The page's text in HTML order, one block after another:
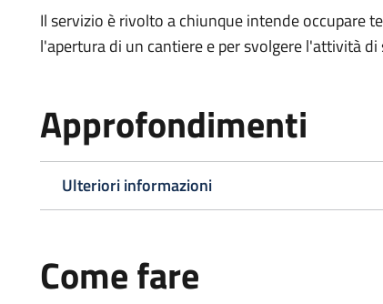
Il servizio è rivolto a chiunque intende occupare
l'apertura di un cantiere e per svolgere l'attività
Approfondimenti
Ulteriori informazioni
Come fare